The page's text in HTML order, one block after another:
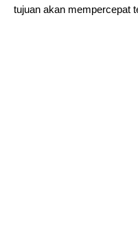
tujuan akan mempercepat